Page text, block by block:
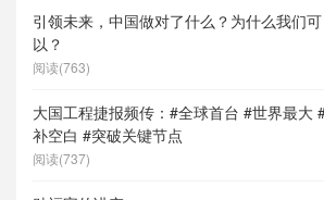
引领未来，中国做对了什么？为什么我们可
以？
阅读(763)
大国工程捷报频传：#全球首台 #世界最大
补空白 #突破关键节点
阅读(737)